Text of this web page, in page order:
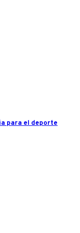
para el deporte